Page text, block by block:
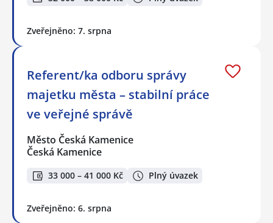
Zveřejněno: 7. srpna
Referent/ka odboru správy
majetku města – stabilní práce
ve veřejné správě
Město Česká Kamenice
Česká Kamenice
33 000 – 41 000 Kč Plný úvazek
Zveřejněno: 6. srpna